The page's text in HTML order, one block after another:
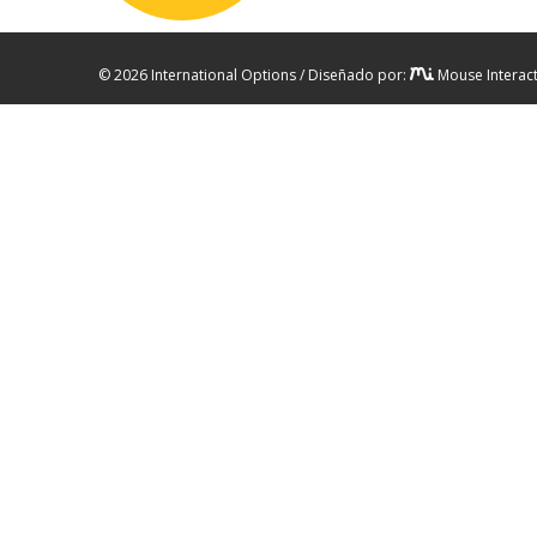
© 2026 International Options / Diseñado por: Mouse